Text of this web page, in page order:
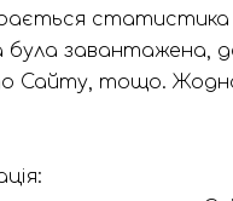
статистика
була
Сайту, тощо.